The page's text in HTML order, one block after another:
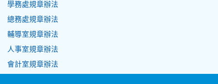
學務處規章辦法
總務處規章辦法
輔導室規章辦法
人事室規章辦法
會計室規章辦法